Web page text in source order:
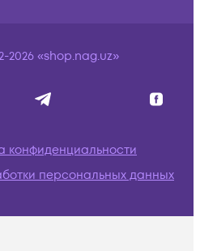
2026 «shop.nag.uz»
конфиденциальности
персональных данных